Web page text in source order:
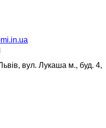
вул. Лукаша м., буд. 4,